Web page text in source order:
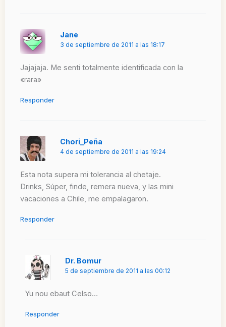
Jane
3 de septiembre de 2011 a las 18:17
Jajajaja. Me senti totalmente identificada con la
«rara»
Responder
Chori_Peña
4 de septiembre de 2011 a las 19:24
Esta nota supera mi tolerancia al chetaje.
Drinks, Súper, finde, remera nueva, y las mini
vacaciones a Chile, me empalagaron.
Responder
Dr. Bomur
5 de septiembre de 2011 a las 00:12
Yu nou ebaut Celso…
Responder